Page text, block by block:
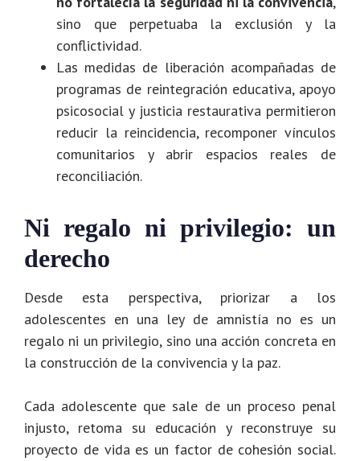
sino que perpetuaba la exclusión y la
conflictividad.
Las medidas de liberación acompañadas de
programas de reintegración educativa, apoyo
psicosocial y justicia restaurativa permitieron
reducir la reincidencia, recomponer vínculos
comunitarios y abrir espacios reales de
reconciliación.
Ni regalo ni privilegio: un
derecho
Desde esta perspectiva, priorizar a los
adolescentes en una ley de amnistía no es un
regalo ni un privilegio, sino una acción concreta en
la construcción de la convivencia y la paz.
Cada adolescente que sale de un proceso penal
injusto, retoma su educación y reconstruye su
proyecto de vida es un factor de cohesión social.